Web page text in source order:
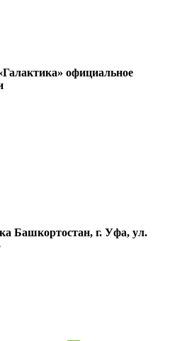
официальное
Башкортостан, г. Уфа, ул.